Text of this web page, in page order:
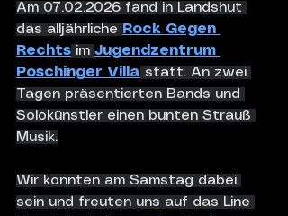
Am 07.02.2026 fand in Landshut
das alljährliche Rock Gegen
Rechts im Jugendzentrum
Poschinger Villa statt. An zwei
Tagen präsentierten Bands und
Solokünstler einen bunten Strauß
Musik.
Wir konnten am Samstag dabei
sein und freuten uns auf das Line